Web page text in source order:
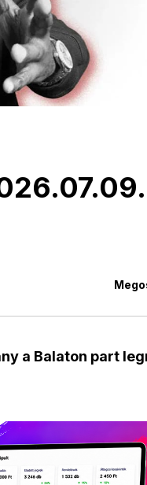
a Balaton part